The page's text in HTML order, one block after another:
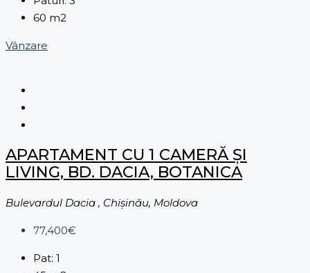
60 m2
Vânzare
APARTAMENT CU 1 CAMERĂ ȘI
LIVING, BD. DACIA, BOTANICA
Bulevardul Dacia , Chișinău, Moldova
77,400€
Pat: 1